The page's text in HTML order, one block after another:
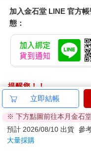
加入金石堂 LINE 官方
態：
提醒您！！
金石堂及銀行均不會請
ATM提款機，請不要聽
退換貨須知：
**提醒您，鑑賞期不等於
立即結帳
※ 下方點圖前往本月金石
預計 2026/08/10 出貨 參
大量採購